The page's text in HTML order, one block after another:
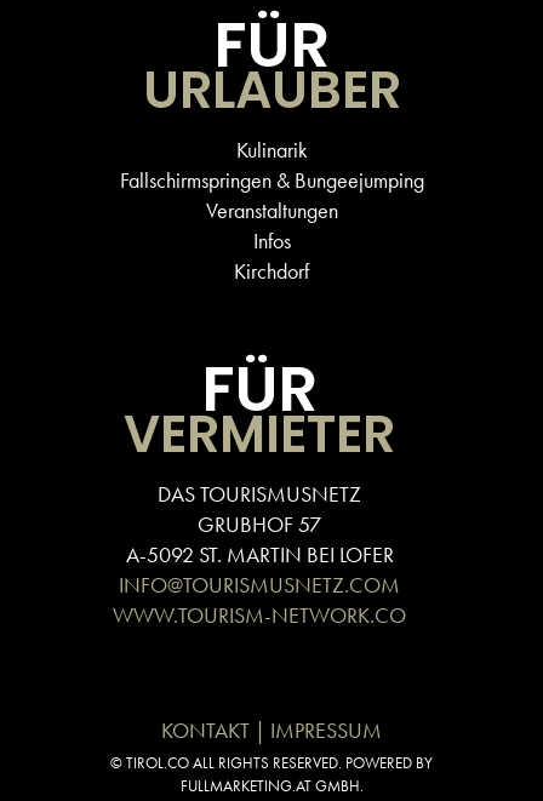
FÜR
URLAUBER
Kulinarik
Fallschirmspringen & Bungeejumping
Veranstaltungen
Infos
Kirchdorf
FÜR
VERMIETER
DAS TOURISMUSNETZ
GRUBHOF 57
A-5092 ST. MARTIN BEI LOFER
INFO@TOURISMUSNETZ.COM
WWW.TOURISM-NETWORK.CO
KONTAKT | IMPRESSUM
© TIROL.CO ALL RIGHTS RESERVED. POWERED BY
FULLMARKETING.AT GMBH.